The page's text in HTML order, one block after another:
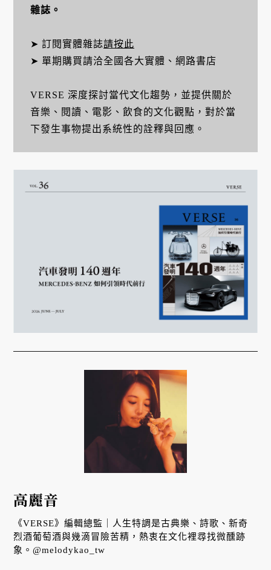
雜誌。
➤ 訂閱實體雜誌請按此
➤ 單期購買請洽全國各大實體、網路書店
VERSE 深度探討當代文化趨勢，並提供關於
音樂、閱讀、電影、飲食的文化觀點，對於當
下發生事物提出系統性的詮釋與回應。
高麗音
《VERSE》編輯總監｜人生特調是古典樂、詩歌、新奇
烈酒葡萄酒與幾滴冒險苦精，熱衷在文化裡尋找微醺跡
象。@melodykao_tw